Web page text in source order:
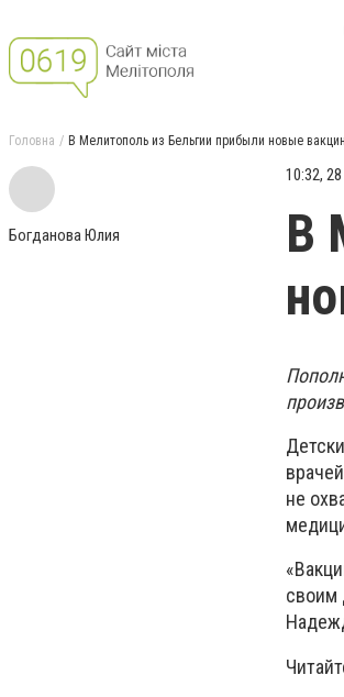
Головна В Мелитополь из Бельгии прибыли новые
Богданова Юлия
10:32,
В
не
своим